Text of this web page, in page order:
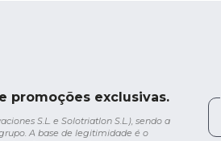
promoções exclusivas.
S.L. e Solotriatlon S.L.), sendo a
A base de legitimidade é o